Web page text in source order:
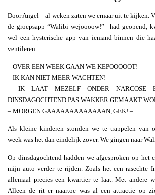
Door Angel – al weken zaten we ernaar uit te kijken.
de groepsapp “Walibi wejoooow!” had geopend,
wel een hysterische app van iemand binnen die
ventileren.
– OVER EEN WEEK GAAN WE KEPOOOOOT! –
– IK KAN NIET MEER WACHTEN! –
– IK LAAT MEZELF ONDER NARCOSE
DINSDAGOCHTEND PAS WAKKER GEMAAKT
– MORGEN GAAAAAAAAAAAAAN, GEK! –
Als kleine kinderen stonden we te trappelen van
week was het dan eindelijk zover. We gingen naar
Op dinsdagochtend hadden we afgesproken op het
mijn auto verder te rijden. Zoals het een rasechte
allemaal precies een kwartier te laat. Met andere
Alleen de rit er naartoe was al een attractie op